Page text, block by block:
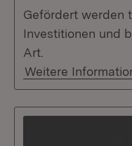
Gefördert werden
Investitionen und
Art.
Weitere